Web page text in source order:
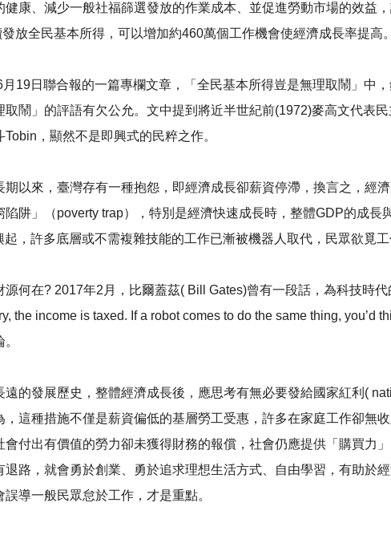
健康、減少一般社福篩選發放的作業成本、並促進勞動市場的效益
發放全民基本所得，可以增加約460萬個工作機會使經濟成長率提高。
19日聯合報的一篇專欄文章，「全民基本所得豈是無理取鬧」中
取鬧」的評語有欠公允。文中提到將近半世紀前(1972)麥高文代表
，顯然不是即興式的民粹之作。
期以來，臺灣存有一種抱怨，即經濟成長卻薪資停滯，換言之，
陷阱」（poverty trap），特別是經濟快速成長時，整體GDP的成
起，許多底層或不需複雜技能的工作已漸被機器人取代，民眾欲覓
源何在? 2017年2月，比爾蓋茲( Bill Gates)曾有一段話，為科技時
the income is taxed. If a robot comes to do the same thing, you’d
遠的發展歷史，整體經濟成長後，應思考有無必要發給國家紅利(
，這種措施不僅是薪資偏低的基層勞工受惠，許多在家庭工作卻無
會付出有價值的勞力卻未獲得財務的報償，社會仍應提供「購買力
退路，就會勇於創業、勇於追求理想生活方式、自由學習，有助於
導一般民眾怠於工作，才是重點。